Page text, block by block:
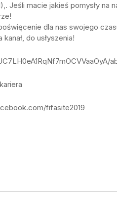
Jeśli macie jakieś pomysły na
dla nas swojego
do usłyszenia!
fifasite2019